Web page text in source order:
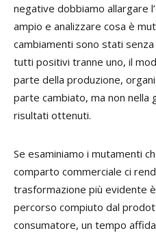
negative dobbiamo allargare
ampio e analizzare cosa è
cambiamenti sono stati
tutti positivi tranne uno, il
parte della produzione,
parte cambiato, ma non nella
risultati ottenuti.
Se esaminiamo i mutamenti
comparto commerciale ci
trasformazione più evidente
percorso compiuto dal
consumatore, un tempo